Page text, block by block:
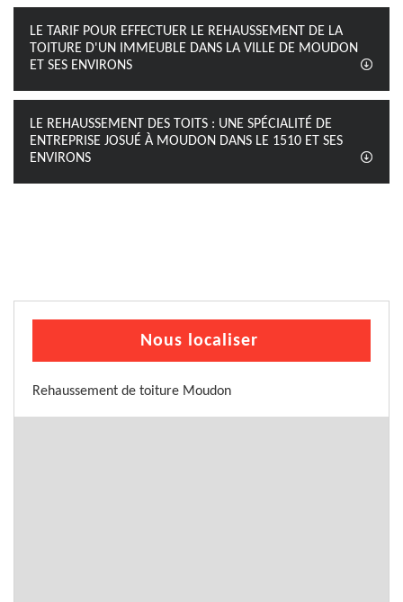
LE TARIF POUR EFFECTUER LE REHAUSSEMENT DE LA
TOITURE D'UN IMMEUBLE DANS LA VILLE DE MOUDON
ET SES ENVIRONS
LE REHAUSSEMENT DES TOITS : UNE SPÉCIALITÉ DE
ENTREPRISE JOSUÉ À MOUDON DANS LE 1510 ET SES
ENVIRONS
Nous localiser
Rehaussement de toiture Moudon